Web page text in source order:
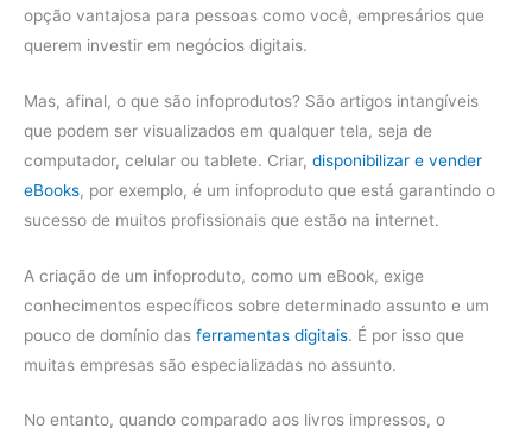
opção vantajosa para pessoas como você, empresários que
querem investir em negócios digitais.
Mas, afinal, o que são infoprodutos? São artigos intangíveis
que podem ser visualizados em qualquer tela, seja de
computador, celular ou tablete. Criar, disponibilizar e vender
eBooks, por exemplo, é um infoproduto que está garantindo o
sucesso de muitos profissionais que estão na internet.
A criação de um infoproduto, como um eBook, exige
conhecimentos específicos sobre determinado assunto e um
pouco de domínio das ferramentas digitais. É por isso que
muitas empresas são especializadas no assunto.
No entanto, quando comparado aos livros impressos, o